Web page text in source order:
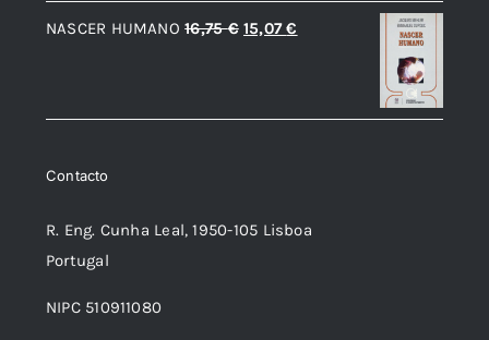
era:
é:
NASCER HUMANO 16,75€ O
era:
15,07€
é:
Contacto
R. Eng. Cunha Leal, 1950-105 Lisboa
Portugal
NIPC 510911080